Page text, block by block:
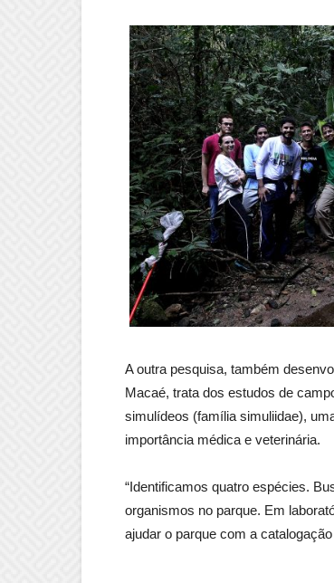
A outra pesquisa, também
Macaé, trata dos estudos de
simulídeos (família simuliidae),
importância médica e veterinária.
“Identificamos quatro espécies.
organismos no parque. Em
ajudar o parque com a